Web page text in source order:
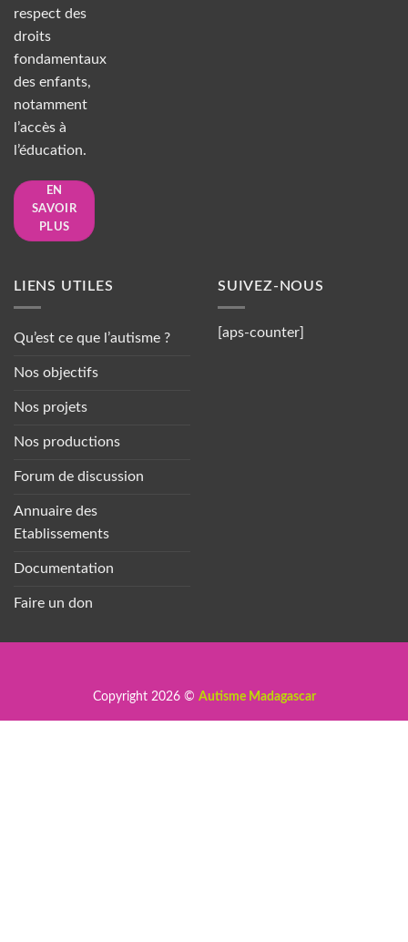
respect des
droits
fondamentaux
des enfants,
notamment
l’accès à
l’éducation.
EN
SAVOIR
PLUS
LIENS UTILES
Qu’est ce que l’autisme ?
Nos objectifs
Nos projets
Nos productions
Forum de discussion
Annuaire des
Etablissements
Documentation
Faire un don
SUIVEZ-NOUS
[aps-counter]
Copyright 2026 © Autisme Madagascar